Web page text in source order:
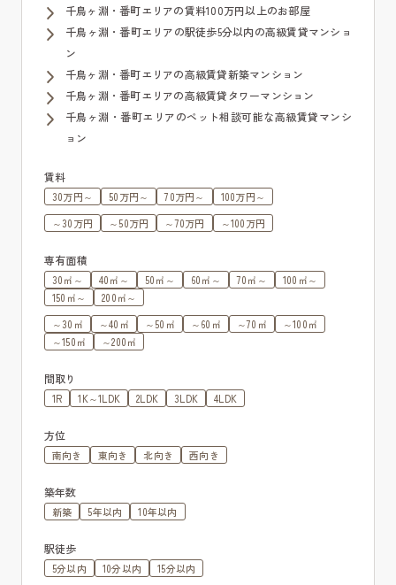
千鳥ヶ淵・番町エリアの賃料100万円以上のお部屋
千鳥ヶ淵・番町エリアの駅徒歩5分以内の高級賃貸マンショ
ン
千鳥ヶ淵・番町エリアの高級賃貸新築マンション
千鳥ヶ淵・番町エリアの高級賃貸タワーマンション
千鳥ヶ淵・番町エリアのペット相談可能な高級賃貸マンシ
ョン
賃料
30万円～ 50万円～ 70万円～
100万円～
～30万円
～50万円 ～70万円 ～100万円
専有面積
30㎡～ 40㎡～ 50㎡～ 60㎡～ 70㎡～
100㎡～
150㎡～
200㎡～
～30㎡
～40㎡ ～50㎡ ～60㎡ ～70㎡
～100㎡
～150㎡
～200㎡
間取り
1R 1K～1LDK 2LDK 3LDK 4LDK
方位
南向き 東向き 北向き 西向き
築年数
新築 5年以内 10年以内
駅徒歩
5分以内 10分以内 15分以内